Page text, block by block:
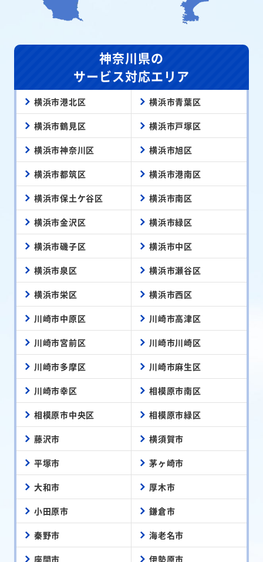
神奈川県の
サービス対応エリア
横浜市港北区 横浜市青葉区
横浜市鶴見区 横浜市戸塚区
横浜市神奈川区 横浜市旭区
横浜市都筑区 横浜市港南区
横浜市保土ケ谷区 横浜市南区
横浜市金沢区 横浜市緑区
横浜市磯子区 横浜市中区
横浜市泉区 横浜市瀬谷区
横浜市栄区 横浜市西区
川崎市中原区 川崎市高津区
川崎市宮前区 川崎市川崎区
川崎市多摩区 川崎市麻生区
川崎市幸区 相模原市南区
相模原市中央区 相模原市緑区
藤沢市 横須賀市
平塚市 茅ヶ崎市
大和市 厚木市
小田原市 鎌倉市
秦野市 海老名市
座間市 伊勢原市